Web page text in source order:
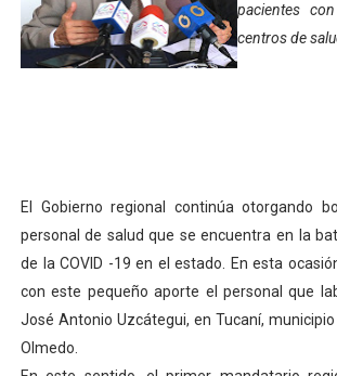
Hospital universitario muestra sus
Instituto Nacional de Nutrición
Fortalecen formación académica
Fortaleciendo la economía comunal
Campo Elías consolida plan de
Fundecem inició con éxito el taller
pacientes
centros de
El Gobierno regional continúa otorgando
personal de salud que se encuentra en la
de la COVID -19 en el estado. En esta
con este pequeño aporte el personal que
José Antonio Uzcátegui, en Tucaní,
Olmedo.